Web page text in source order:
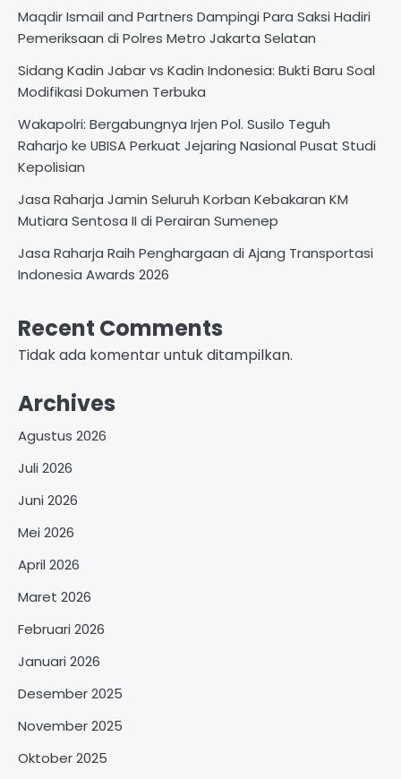
Maqdir Ismail and Partners Dampingi Para Saksi Hadiri
Pemeriksaan di Polres Metro Jakarta Selatan
Sidang Kadin Jabar vs Kadin Indonesia: Bukti Baru Soal
Modifikasi Dokumen Terbuka
Wakapolri: Bergabungnya Irjen Pol. Susilo Teguh
Raharjo ke UBISA Perkuat Jejaring Nasional Pusat Studi
Kepolisian
Jasa Raharja Jamin Seluruh Korban Kebakaran KM
Mutiara Sentosa II di Perairan Sumenep
Jasa Raharja Raih Penghargaan di Ajang Transportasi
Indonesia Awards 2026
Recent Comments
Tidak ada komentar untuk ditampilkan.
Archives
Agustus 2026
Juli 2026
Juni 2026
Mei 2026
April 2026
Maret 2026
Februari 2026
Januari 2026
Desember 2025
November 2025
Oktober 2025